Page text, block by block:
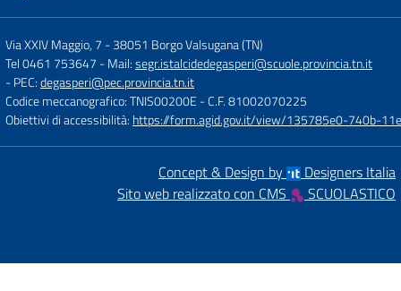
Via XXIV Maggio, 7 -38051 Borgo Valsugana (TN)
Tel 0461 753647 - Mail:segr.istalcidedegasperi@scuole.provincia.tn.it
- PEC:degasperi@pec.provincia.tn.it
Codice meccanografico: TNIS00200E - C.F. 81002070225
Obiettivi di accessibilità: https://form.agid.gov.it/view/135785e0-740b-
Concept & Design by
Designers Italia
Sito web realizzato con CMS
SCUOLASTICO